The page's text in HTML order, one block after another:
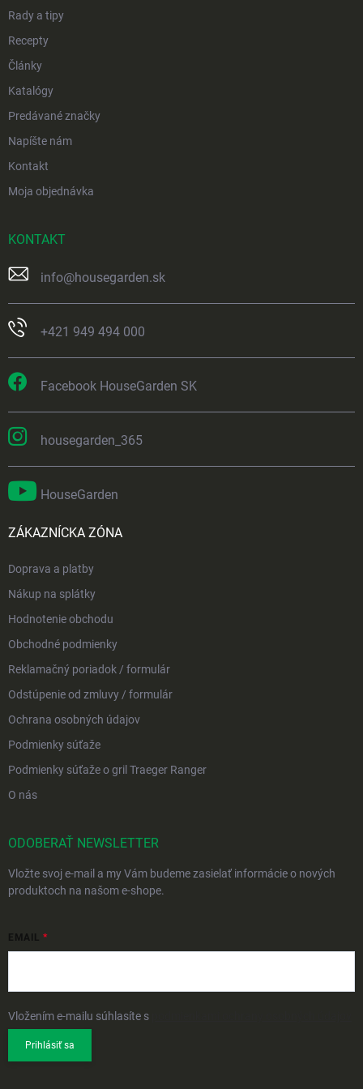
Rady a tipy
Recepty
Články
Katalógy
Predávané značky
Napíšte nám
Kontakt
Moja objednávka
KONTAKT
info@housegarden.sk
+421 949 494 000
Facebook HouseGarden SK
housegarden_365
HouseGarden
ZÁKAZNÍCKA ZÓNA
Doprava a platby
Nákup na splátky
Hodnotenie obchodu
Obchodné podmienky
Reklamačný poriadok / formulár
Odstúpenie od zmluvy / formulár
Ochrana osobných údajov
Podmienky súťaže
Podmienky súťaže o gril Traeger Ranger
O nás
ODOBERAŤ NEWSLETTER
Vložte svoj e-mail a my Vám budeme zasielať informácie o nových
produktoch na našom e-shope.
EMAIL
Vložením e-mailu súhlasíte s
Prihlásiť sa